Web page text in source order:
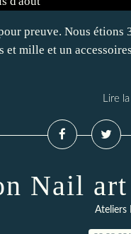
preuve. Nous
mille et un
Lire
Nail
Ateliers